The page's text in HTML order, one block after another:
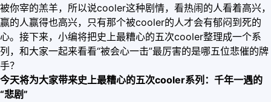
被你宰的羔羊，所以说cooler这种剧情，看热闹的人看着高兴，
赢的人赢得也高兴，只有那个被cooler的人才会有郁闷到死的
心。接下来，小编将把史上最糟心的五次cooler整理成一个系
列，和大家一起来看看“被会心一击”最厉害的是哪五位悲催的牌
手？
今天将为大家带来史上最糟心的五次cooler系列：千年一遇的
“悲剧”